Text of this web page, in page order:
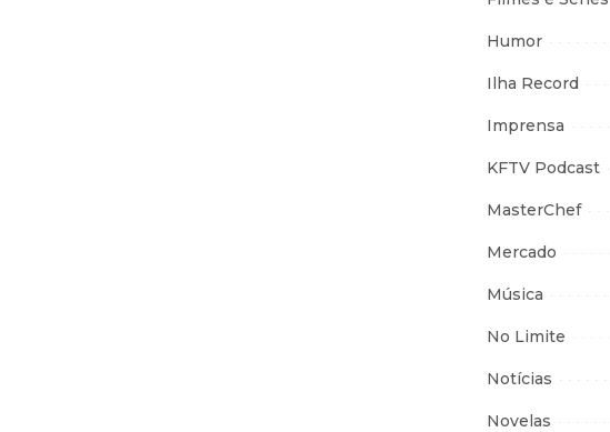
Humor
Ilha Record
Imprensa
KFTV Podcast
MasterChef
Mercado
Música
No Limite
Notícias
Novelas